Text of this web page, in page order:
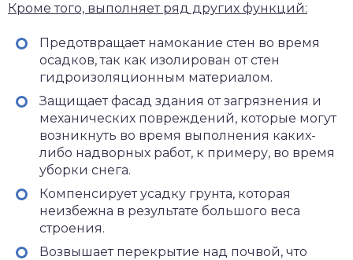
Кроме того, выполняет ряд других функций:
Предотвращает намокание стен во время
осадков, так как изолирован от стен
гидроизоляционным материалом.
Защищает фасад здания от загрязнения и
механических повреждений, которые могут
возникнуть во время выполнения каких-
либо надворных работ, к примеру, во время
уборки снега.
Компенсирует усадку грунта, которая
неизбежна в результате большого веса
строения.
Возвышает перекрытие над почвой, что